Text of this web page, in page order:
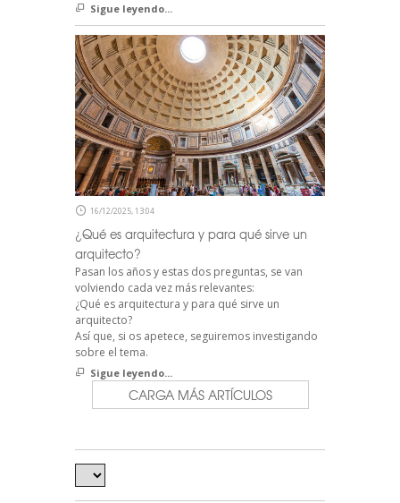
Sigue leyendo...
16/12/2025, 13:04
¿Qué es arquitectura y para qué sirve un
arquitecto?
Pasan los años y estas dos preguntas, se van
volviendo cada vez más relevantes:
¿Qué es arquitectura y para qué sirve un
arquitecto?
Así que, si os apetece, seguiremos investigando
sobre el tema.
Sigue leyendo...
CARGA MÁS ARTÍCULOS